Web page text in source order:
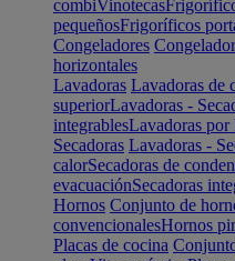
combiVinotecas
pequeñosFrigoríficos
Congeladores
horizontales
Lavadoras Lavadoras de
superiorLavadoras -
integrablesLavadoras por
Secadoras Lavadoras -
calorSecadoras de
evacuaciónSecadoras
Hornos Conjunto de
convencionalesHornos
Placas de cocina